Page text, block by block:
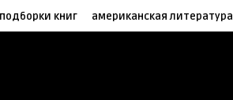
подборки книг американская литература